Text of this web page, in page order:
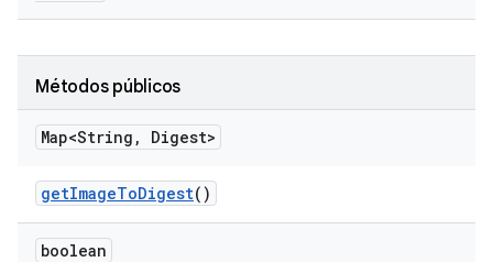
Métodos públicos
Map<String , Digest>
getImageToDigest()
boolean